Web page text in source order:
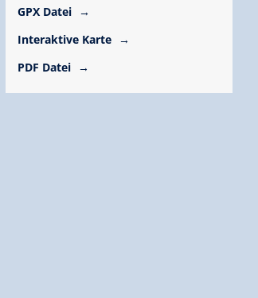
GPX Datei
Interaktive Karte
PDF Datei